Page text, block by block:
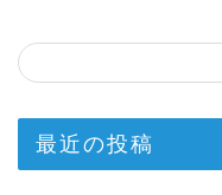
最近の投稿